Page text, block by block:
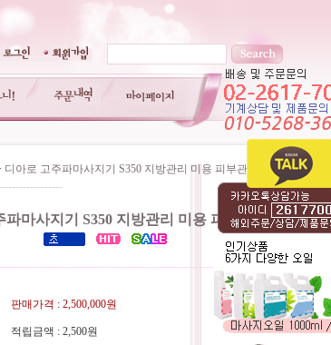
디아로 고주파마사지기 S350 지방관리 미용 피부관리기
파마사지기 S350 지방관리 미용 피부관리기
판매가격 : 2,500,000원
적립금액 : 2,500원